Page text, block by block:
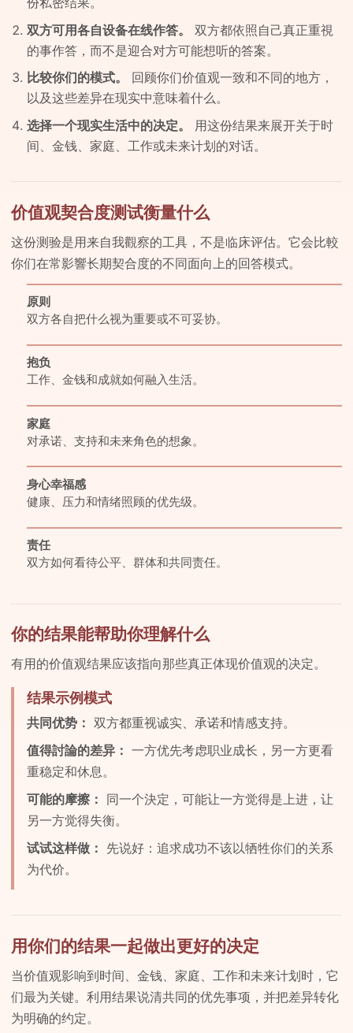
双方可用各自设备在线作答。
双方都依照自己真正重視
的事作答，而不是迎合对方可能想听的答案。
比较你们的模式。
回顾你们价值观一致和不同的地方，
以及这些差异在现实中意味着什么。
选择一个现实生活中的决定。
用这份结果来展开关于时
间、金钱、家庭、工作或未来计划的对话。
价值观契合度测试衡量什么
这份测验是用来自我觀察的工具，不是临床评估。它会比較
你们在常影響长期契合度的不同面向上的回答模式。
原则
双方各自把什么视为重要或不可妥协。
抱负
工作、金钱和成就如何融入生活。
家庭
对承诺、支持和未来角色的想象。
身心幸福感
健康、压力和情绪照顾的优先级。
责任
双方如何看待公平、群体和共同责任。
你的结果能帮助你理解什么
有用的价值观结果应该指向那些真正体现价值观的决定。
结果示例模式
共同优势： 双方都重视诚实、承诺和情感支持。
值得討論的差异： 一方优先考虑职业成长，另一方更看
重稳定和休息。
可能的摩擦： 同一个決定，可能让一方觉得是上进，让
另一方觉得失衡。
试试这样做： 先说好：追求成功不该以牺牲你们的关系
为代价。
用你们的结果一起做出更好的决定
当价值观影响到时间、金钱、家庭、工作和未来计划时，它
们最为关键。利用结果说清共同的优先事项，并把差异转化
为明确的约定。